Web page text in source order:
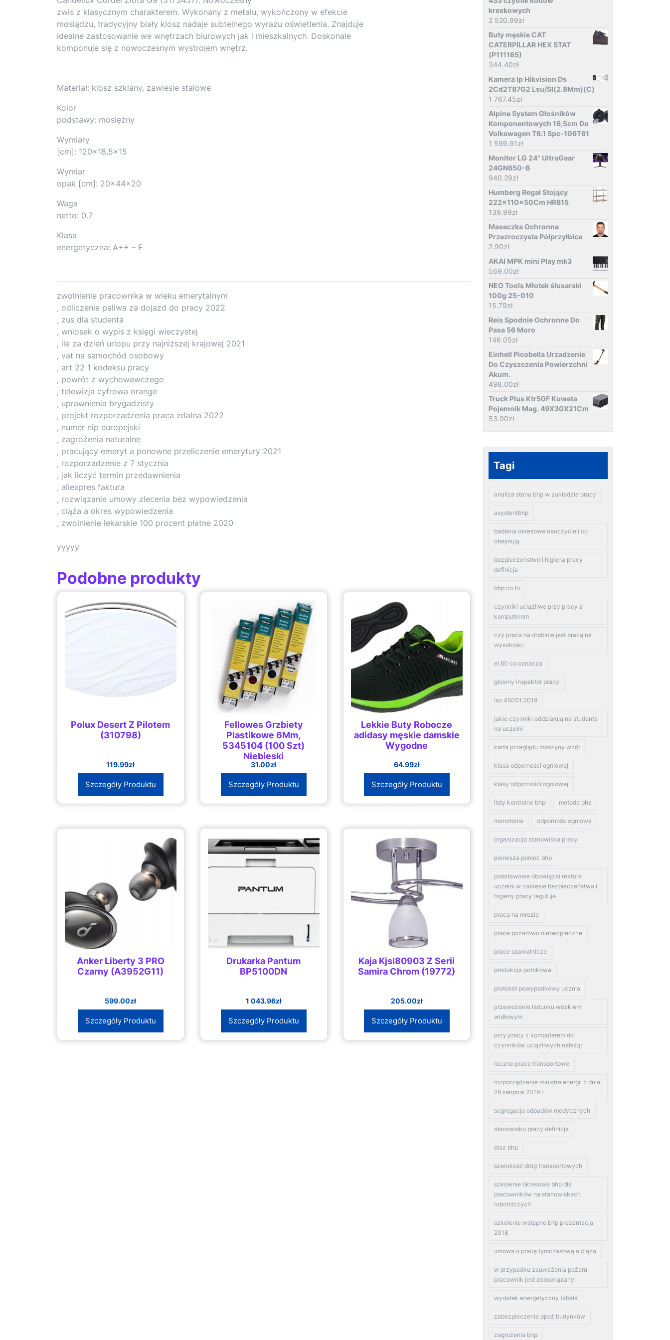
zwis z klasycznym charakterem. Wykonany z metalu, wykończony w efekcie
mosiądzu, tradycyjny biały klosz nadaje subtelnego wyrazu oświetlenia. Znajduje
idealne zastosowanie we wnętrzach biurowych jak i mieszkalnych. Doskonale
komponuje się z nowoczesnym wystrojem wnętrz.
Materiał: klosz szklany, zawiesie stalowe
Kolor
podstawy: mosiężny
Wymiary
[cm]: 120×18,5×15
Wymiar
opak [cm]: 20x44x20
Waga
netto: 0.7
Klasa
energetyczna: A++ – E
zwolnienie pracownika w wieku emerytalnym
, odliczenie paliwa za dojazd do pracy 2022
, zus dla studenta
, wniosek o wypis z księgi wieczystej
, ile za dzień urlopu przy najniższej krajowej 2021
, vat na samochód osobowy
, art 22 1 kodeksu pracy
, powrót z wychowawczego
, telewizja cyfrowa orange
, uprawnienia brygadzisty
, projekt rozporzadzenia praca zdalna 2022
, numer nip europejski
, zagrożenia naturalne
, pracujący emeryt a ponowne przeliczenie emerytury 2021
, rozporzadzenie z 7 stycznia
, jak liczyć termin przedawnienia
, aliexpres faktura
, rozwiązanie umowy zlecenia bez wypowiedzenia
, ciąża a okres wypowiedzenia
, zwolnienie lekarskie 100 procent płatne 2020
yyyyy
Podobne produkty
Polux Desert Z Pilotem
(310798)
119.99zł
Szczegóły Produktu
Fellowes Grzbiety
Plastikowe 6Mm,
5345104 (100 Szt)
Niebieski
31.00zł
Szczegóły Produktu
Lekkie Buty Robocze
adidasy męskie damskie
Wygodne
64.99zł
Szczegóły Produktu
Anker Liberty 3 PRO
Czarny (A3952G11)
599.00zł
Szczegóły Produktu
Drukarka Pantum
BP5100DN
1 043.96zł
Szczegóły Produktu
Kaja Kjsl80903 Z Serii
Samira Chrom (19772)
205.00zł
Szczegóły Produktu
kreskowych
2 520.99zł
Buty męskie CAT
CATERPILLAR HEX STAT
(P111165)
344.40zł
Kamera Ip Hikvision Ds
2Cd2T87G2 Lsu/Sl(2.8Mm)(C)
1 767.45zł
Alpine System Głośników
Komponentowych 16,5cm Do
Volkswagen T6.1 Spc-106T61
1 599.91zł
Monitor LG 24" UltraGear
24GN650-B
940.29zł
Humberg Regał Stojący
222x110x50Cm HR815
139.99zł
Maseczka Ochronna
Przezroczysta Półprzyłbica
2.90zł
AKAI MPK mini Play mk3
569.00zł
NEO Tools Młotek ślusarski
100g 25-010
15.79zł
Reis Spodnie Ochronne Do
Pasa 56 Moro
146.05zł
Einhell Picobella Urzadzenie
Do Czyszczenia Powierzchni
Akum.
498.00zł
Truck Plus Ktr50F Kuweta
Pojemnik Mag. 49X30X21Cm
53.90zł
Tagi
analiza stanu bhp w zakładzie pracy
asystentbhp
badania okresowe nauczycieli co
obejmują
bezpieczeństwo i higiena pracy
definicja
bhp co to
czynniki uciążliwe przy pracy z
komputerem
czy praca na drabinie jest pracą na
wysokości
ei 60 co oznacza
glowny inspektor pracy
iso 45001:2018
jakie czynniki oddziałują na studenta
na uczelni
karta przeglądu maszyny wzór
klasa odporności ogniowej
klasy odporności ogniowej
listy kontrolne bhp metoda pha
monotonia odpornośc ogniowa
organizacja stanowiska pracy
pierwsza pomoc bhp
podstawowe obowiązki rektora
uczelni w zakresie bezpieczeństwa i
higieny pracy reguluje
praca na mrozie
prace pożarowo niebezpieczne
prace spawalnicze
produkcja potokowa
protokół powypadkowy ucznia
przewożenie ładunku wózkiem
widłowym
przy pracy z komputerem do
czynników uciążliwych należą:
reczne prace transportowe
rozporządzenie ministra energii z dnia
28 sierpnia 2019 r
segregacja odpadów medycznych
stanowisko pracy definicja
staz bhp
szerokość dróg transportowych
szkolenie okresowe bhp dla
pracowników na stanowiskach
robotniczych
szkolenie wstępne bhp prezentacja
2018
umowa o pracę tymczasową a ciąża
w przypadku zauważenia pożaru
pracownik jest zobowiązany:
wydatek energetyczny tabela
zabezpieczenie ppoż budynków
zagrożenia bhp